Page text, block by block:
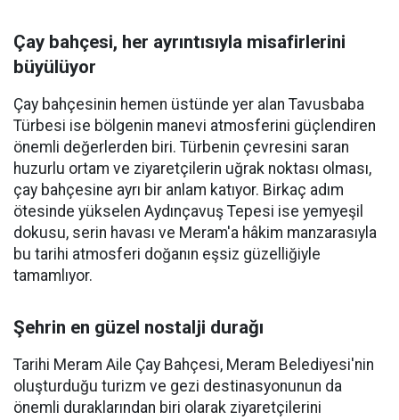
Çay bahçesi, her ayrıntısıyla misafirlerini
büyülüyor
Çay bahçesinin hemen üstünde yer alan Tavusbaba
Türbesi ise bölgenin manevi atmosferini güçlendiren
önemli değerlerden biri. Türbenin çevresini saran
huzurlu ortam ve ziyaretçilerin uğrak noktası olması,
çay bahçesine ayrı bir anlam katıyor. Birkaç adım
ötesinde yükselen Aydınçavuş Tepesi ise yemyeşil
dokusu, serin havası ve Meram'a hâkim manzarasıyla
bu tarihi atmosferi doğanın eşsiz güzelliğiyle
tamamlıyor.
Şehrin en güzel nostalji durağı
Tarihi Meram Aile Çay Bahçesi, Meram Belediyesi'nin
oluşturduğu turizm ve gezi destinasyonunun da
önemli duraklarından biri olarak ziyaretçilerini